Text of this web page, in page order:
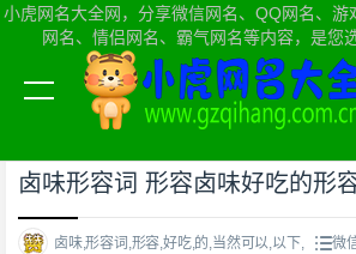
小虎网名大全网，分享微信网名、QQ网名、游
网名、情侣网名、霸气网名等内容，是您
当前位置：小虎网名大全网首页>微信网名
卤味形容词 形容卤味好吃的形
卤味,形容词,形容,好吃,的,当然可以,以下,
微